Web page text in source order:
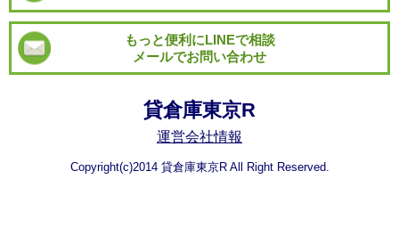
もっと便利にLINEで相談
メールでお問い合わせ
貸倉庫東京R
運営会社情報
Copyright(c)2014 貸倉庫東京R All Right Reserved.